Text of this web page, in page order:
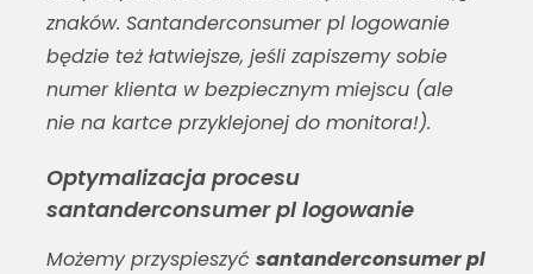
znaków. Santanderconsumer pl logowanie
będzie też łatwiejsze, jeśli zapiszemy sobie
numer klienta w bezpiecznym miejscu (ale
nie na kartce przyklejonej do monitora!).
Optymalizacja procesu
santanderconsumer pl logowanie
Możemy przyspieszyć santanderconsumer pl